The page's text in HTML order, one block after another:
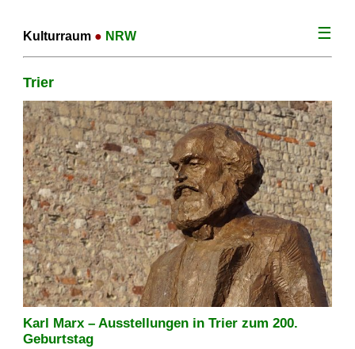
Kulturraum ● NRW ☰
Trier
Karl Marx – Ausstellungen in Trier zum 200.
Geburtstag